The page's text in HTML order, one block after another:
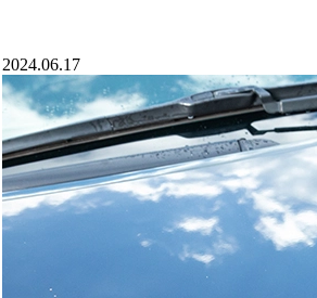
2024.06.17